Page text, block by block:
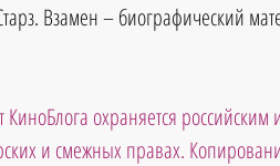
Взамен – биографический
КиноБлога охраняется
и смежных правах.